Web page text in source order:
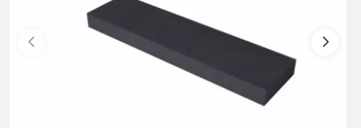
Gereedschap
Kunststof terrasplanken